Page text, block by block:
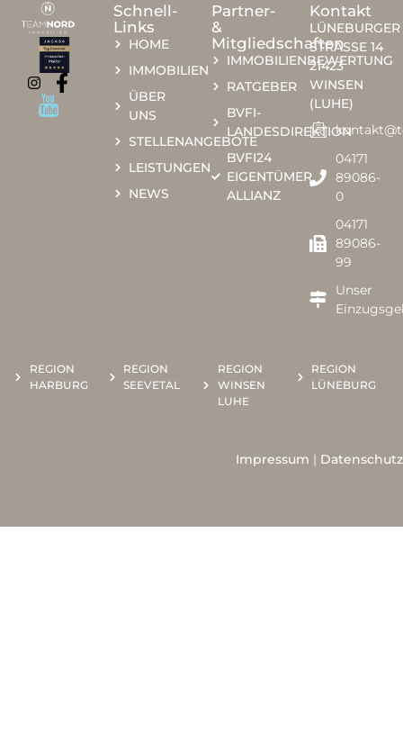
Schnell-
Links
HOME
IMMOBILIEN
ÜBER
UNS
STELLENANGEBOTE
LEISTUNGEN
NEWS
Partner-
&
Mitgliedschaften
IMMOBILIENBEWERTUNG
RATGEBER
BVFI-
LANDESDIREKTION
BVFI24
EIGENTÜMER
ALLIANZ
Kontakt
LÜNEBURGER
STRASSE 14
21423
WINSEN
(LUHE)
04171
89086-
0​​
04171
89086-
99
Unser
REGION
HARBURG
REGION
SEEVETAL
REGION
WINSEN
LUHE
REGION
LÜNEBURG
Impressum | Datenschutz